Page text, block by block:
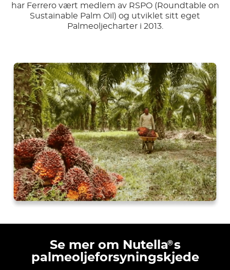
har Ferrero vært medlem av RSPO (Roundtable on
Sustainable Palm Oil) og utviklet sitt eget
Palmeoljecharter i 2013.
Se mer om Nutella®s
palmeoljeforsyningskjede